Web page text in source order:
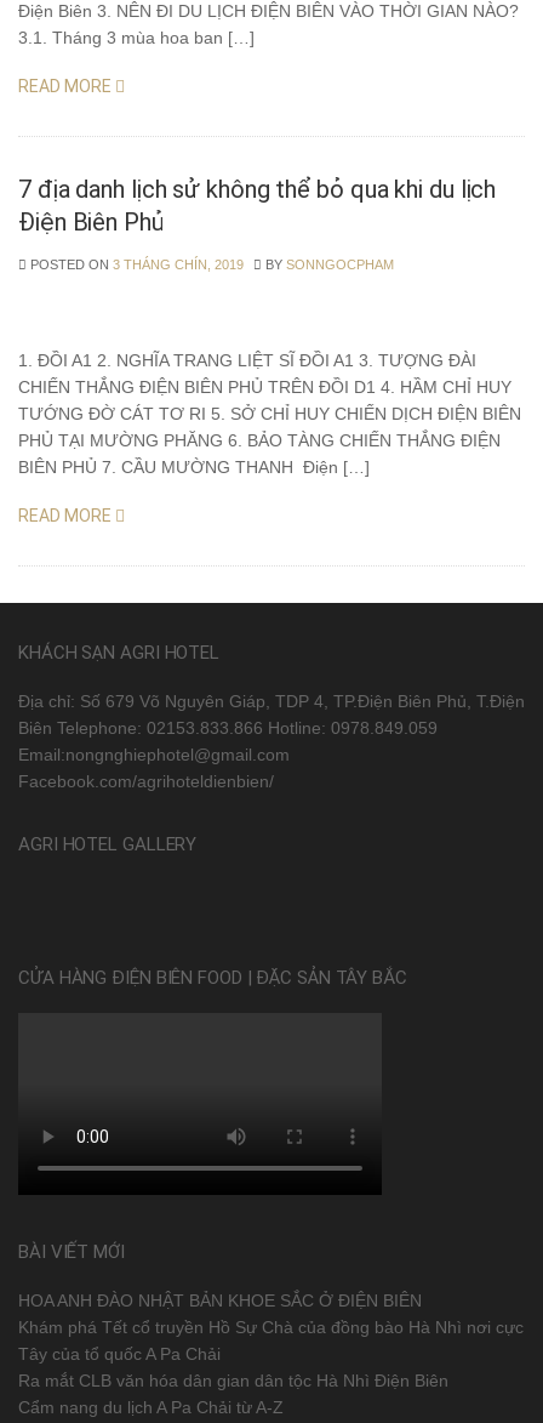
Điện Biên 3. NÊN ĐI DU LỊCH ĐIỆN BIÊN VÀO THỜI GIAN NÀO?
3.1. Tháng 3 mùa hoa ban […]
READ MORE
7 địa danh lịch sử không thể bỏ qua khi du lịch
Điện Biên Phủ
POSTED ON 3 THÁNG CHÍN, 2019 BY SONNGOCPHAM
1. ĐỒI A1 2. NGHĨA TRANG LIỆT SĨ ĐỒI A1 3. TƯỢNG ĐÀI
CHIẾN THẮNG ĐIỆN BIÊN PHỦ TRÊN ĐỒI D1 4. HẦM CHỈ HUY
TƯỚNG ĐỜ CÁT TƠ RI 5. SỞ CHỈ HUY CHIẾN DỊCH ĐIỆN BIÊN
PHỦ TẠI MƯỜNG PHĂNG 6. BẢO TÀNG CHIẾN THẮNG ĐIỆN
BIÊN PHỦ 7. CẦU MƯỜNG THANH Điện […]
READ MORE
KHÁCH SẠN AGRI HOTEL
Địa chỉ: Số 679 Võ Nguyên Giáp, TDP 4, TP.Điện Biên Phủ, T.Điện
Biên Telephone: 02153.833.866 Hotline: 0978.849.059
Email:nongnghiephotel@gmail.com
Facebook.com/agrihoteldienbien/
AGRI HOTEL GALLERY
CỬA HÀNG ĐIỆN BIÊN FOOD | ĐẶC SẢN TÂY BẮC
BÀI VIẾT MỚI
HOA ANH ĐÀO NHẬT BẢN KHOE SẮC Ở ĐIỆN BIÊN
Khám phá Tết cổ truyền Hồ Sự Chà của đồng bào Hà Nhì nơi cực
Tây của tổ quốc A Pa Chải
Ra mắt CLB văn hóa dân gian dân tộc Hà Nhì Điện Biên
Cẩm nang du lịch A Pa Chải từ A-Z